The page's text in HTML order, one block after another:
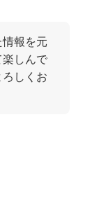
報を元
楽しんで
しくお